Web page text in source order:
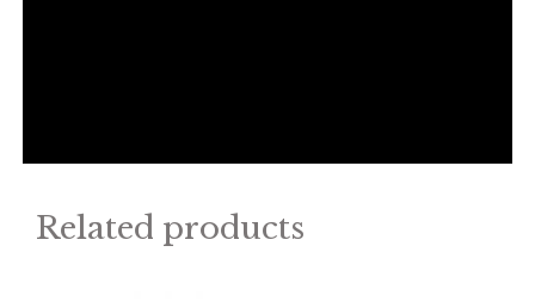
Related products